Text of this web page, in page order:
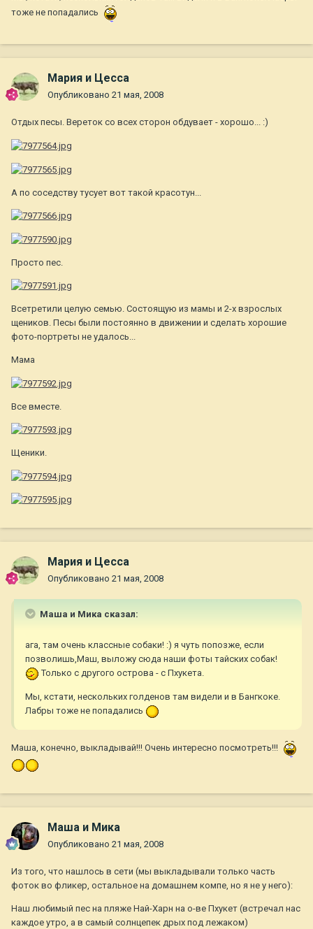
тоже не попадались
Мария и Цесса
Опубликовано 21 мая, 2008
Отдых песы. Вереток со всех сторон обдувает - хорошо... :)
А по соседству тусует вот такой красотун...
Просто пес.
Всетретили целую семью. Состоящую из мамы и 2-х взрослых
щеников. Песы были постоянно в движении и сделать хорошие
фото-портреты не удалось...
Мама
Все вместе.
Щеники.
Мария и Цесса
Опубликовано 21 мая, 2008
Маша и Мика сказал:
ага, там очень классные собаки! :) я чуть попозже, если
позволишь,Маш, выложу сюда наши фоты тайских собак!
Только с другого острова - с Пхукета.
Мы, кстати, нескольких голденов там видели и в Бангкоке.
Лабры тоже не попадались
Маша, конечно, выкладывай!!! Очень интересно посмотреть!!!
Маша и Мика
Опубликовано 21 мая, 2008
Из того, что нашлось в сети (мы выкладывали только часть
фоток во фликер, остальное на домашнем компе, но я не у него):
Наш любимый пес на пляже Най-Харн на о-ве Пхукет (встречал нас
каждое утро, а в самый солнцепек дрых под лежаком)